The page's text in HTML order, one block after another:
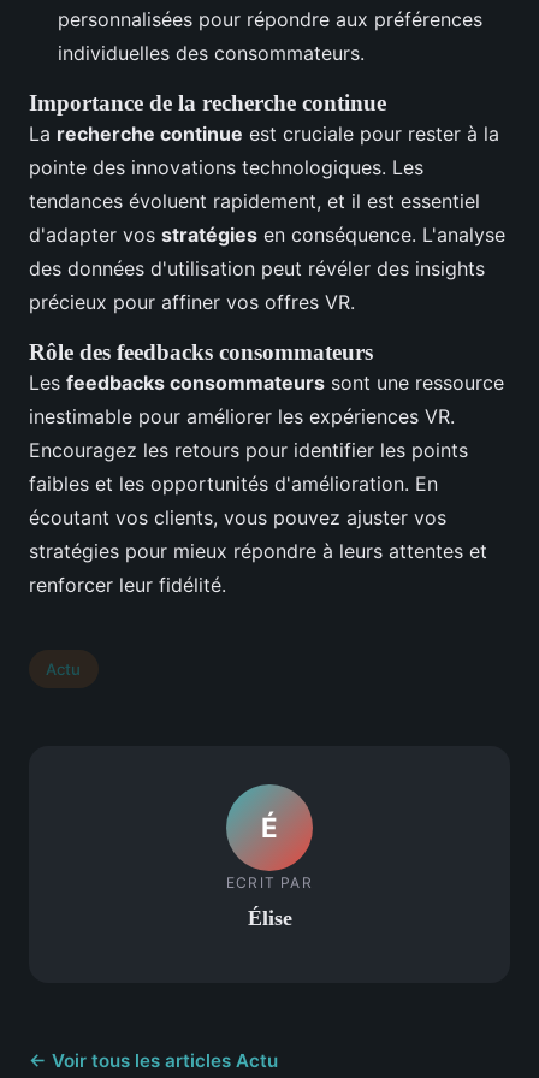
personnalisées pour répondre aux préférences
individuelles des consommateurs.
Importance de la recherche continue
La recherche continue est cruciale pour rester à la
pointe des innovations technologiques. Les
tendances évoluent rapidement, et il est essentiel
d'adapter vos stratégies en conséquence. L'analyse
des données d'utilisation peut révéler des insights
précieux pour affiner vos offres VR.
Rôle des feedbacks consommateurs
Les feedbacks consommateurs sont une ressource
inestimable pour améliorer les expériences VR.
Encouragez les retours pour identifier les points
faibles et les opportunités d'amélioration. En
écoutant vos clients, vous pouvez ajuster vos
stratégies pour mieux répondre à leurs attentes et
renforcer leur fidélité.
Actu
É
ECRIT PAR
Élise
← Voir tous les articles Actu